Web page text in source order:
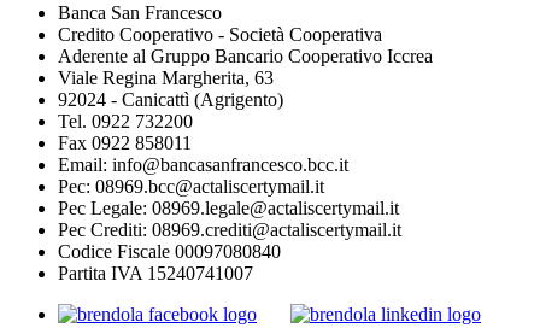
Banca San Francesco
Credito Cooperativo - Società Cooperativa
Aderente al Gruppo Bancario Cooperativo Iccrea
Viale Regina Margherita, 63
92024 - Canicattì (Agrigento)
Tel. 0922 732200
Fax 0922 858011
Email: info@bancasanfrancesco.bcc.it
Pec: 08969.bcc@actaliscertymail.it
Pec Legale: 08969.legale@actaliscertymail.it
Pec Crediti: 08969.crediti@actaliscertymail.it
Codice Fiscale 00097080840
Partita IVA 15240741007